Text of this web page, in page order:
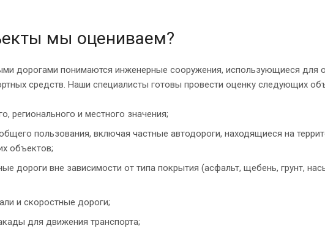
мы оцениваем?
дорогами понимаются инженерные сооружения, использующиеся для
средств. Наши специалисты готовы провести оценку следующих
регионального и местного значения;
пользования, включая частные автодороги, находящиеся на
объектов;
дороги вне зависимости от типа покрытия (асфальт, щебень, грунт,
и скоростные дороги;
для движения транспорта;